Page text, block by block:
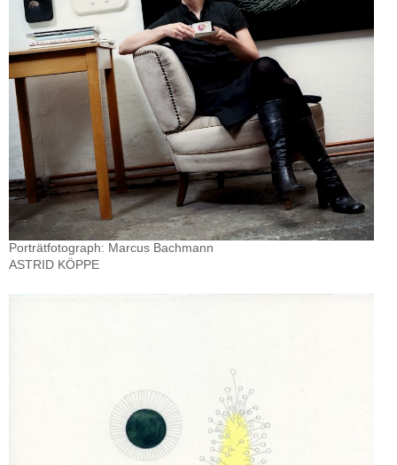
Porträtfotograph: Marcus Bachmann
ASTRID KÖPPE